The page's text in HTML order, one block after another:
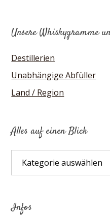
Unsere Whiskygramme
Destillerien
Unabhängige Abfüller
Land / Region
Alles auf einen Blick
auf
Infos